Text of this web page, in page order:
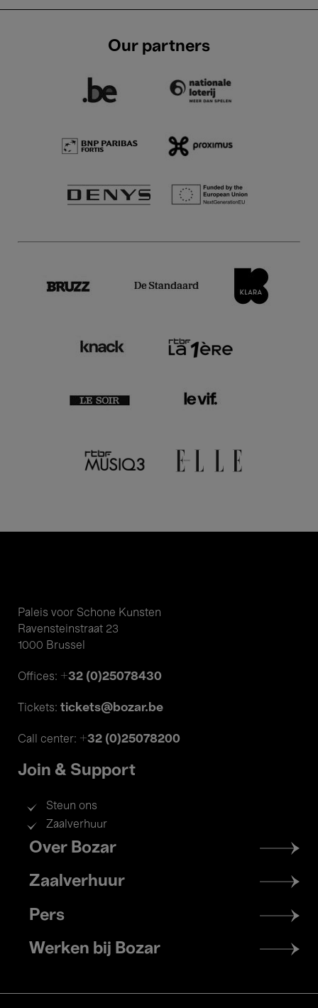
Our partners
Paleis voor Schone Kunsten
Ravensteinstraat 23
1000 Brussel
Offices: +32 (0)25078430
Tickets: tickets@bozar.be
Call center: +32 (0)25078200
Join & Support
Steun ons
Zaalverhuur
Footer
menu
Over Bozar
Zaalverhuur
Pers
Werken bij Bozar